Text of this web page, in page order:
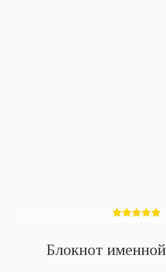
Блокнот